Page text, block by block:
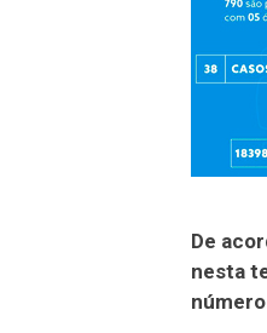
De
nesta